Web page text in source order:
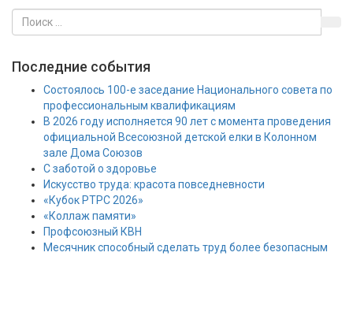
Последние события
Состоялось 100-е заседание Национального совета по
профессиональным квалификациям
В 2026 году исполняется 90 лет с момента проведения
официальной Всесоюзной детской елки в Колонном
зале Дома Союзов
С заботой о здоровье
Искусство труда: красота повседневности
«Кубок РТРС 2026»
«Коллаж памяти»
Профсоюзный КВН
Месячник способный сделать труд более безопасным